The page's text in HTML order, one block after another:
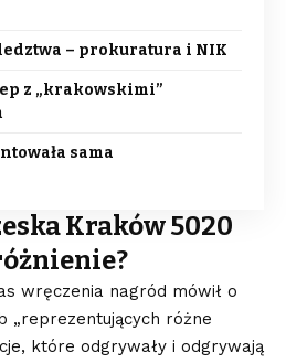
– prokuratura i NIK
z „krakowskimi”
sama
Kraków 5020
wręczenia nagród mówił o
„reprezentujących różne
które odgrywały i odgrywają